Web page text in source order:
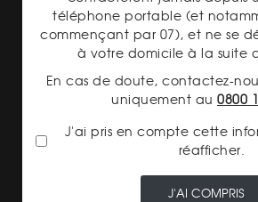
PAIEMENT SECURISÉ
téléphone portable (et
commençant par 07), et ne se
à votre domicile à la suite
En cas de doute, contactez-
uniquement au 0800
J'ai pris en compte cette
réafficher.
J'AI COMPRIS